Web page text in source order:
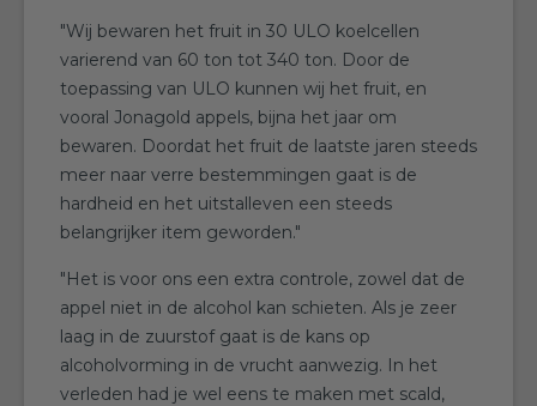
"Wij bewaren het fruit in 30 ULO koelcellen
varierend van 60 ton tot 340 ton. Door de
toepassing van ULO kunnen wij het fruit, en
vooral Jonagold appels, bijna het jaar om
bewaren. Doordat het fruit de laatste jaren steeds
meer naar verre bestemmingen gaat is de
hardheid en het uitstalleven een steeds
belangrijker item geworden."
"Het is voor ons een extra controle, zowel dat de
appel niet in de alcohol kan schieten. Als je zeer
laag in de zuurstof gaat is de kans op
alcoholvorming in de vrucht aanwezig. In het
verleden had je wel eens te maken met scald,